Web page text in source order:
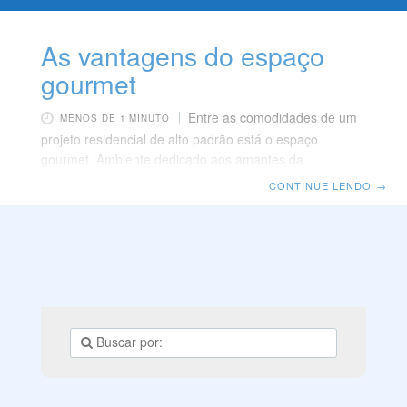
As vantagens do espaço
gourmet
MENOS DE 1 MINUTO
Entre as comodidades de um
projeto residencial de alto padrão está o espaço
gourmet. Ambiente dedicado aos amantes da
gastronomia que gostam de receber convidados, o
um número maior de pessoas.
CONTINUE LENDO →